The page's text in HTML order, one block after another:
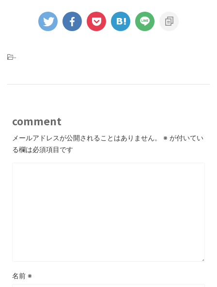
-
comment
メールアドレスが公開されることはありません。 ※ が付いてい
る欄は必須項目です
名前 ※